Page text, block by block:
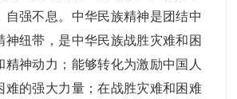
自强不息。中华民族精神是团结中
神纽带，是中华民族战胜灾难和困
精神动力；能够转化为激励中国人
难的强大力量；在战胜灾难和困难